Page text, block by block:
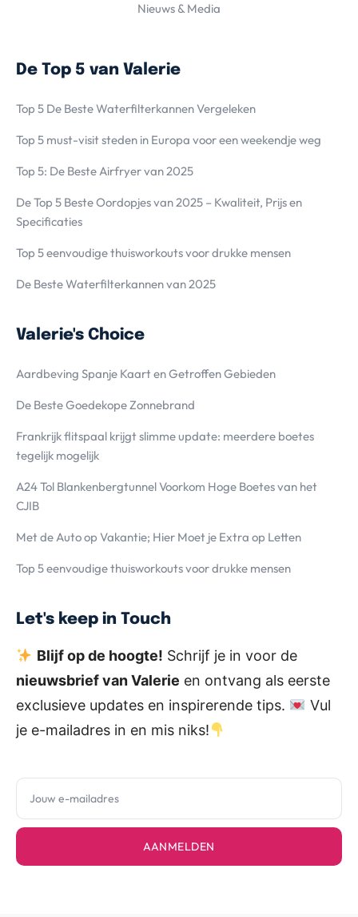
Nieuws & Media
De Top 5 van Valerie
Top 5 De Beste Waterfilterkannen Vergeleken
Top 5 must-visit steden in Europa voor een weekendje weg
Top 5: De Beste Airfryer van 2025
De Top 5 Beste Oordopjes van 2025 – Kwaliteit, Prijs en
Specificaties
Top 5 eenvoudige thuisworkouts voor drukke mensen
De Beste Waterfilterkannen van 2025
Valerie's Choice
Aardbeving Spanje Kaart en Getroffen Gebieden
De Beste Goedekope Zonnebrand
Frankrijk flitspaal krijgt slimme update: meerdere boetes
tegelijk mogelijk
A24 Tol Blankenbergtunnel Voorkom Hoge Boetes van het
CJIB
Met de Auto op Vakantie; Hier Moet je Extra op Letten
Top 5 eenvoudige thuisworkouts voor drukke mensen
Let's keep in Touch
Blijf op de hoogte! Schrijf je in voor de
nieuwsbrief van Valerie en ontvang als eerste
exclusieve updates en inspirerende tips.
Vul
je e-mailadres in en mis niks!
AANMELDEN